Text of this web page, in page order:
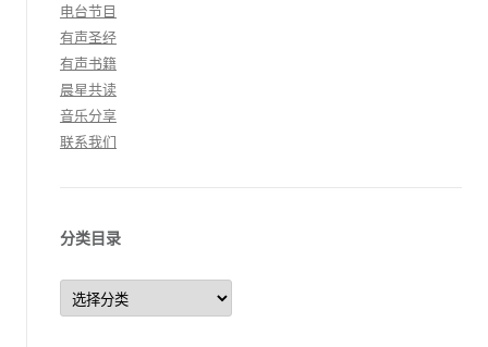
电台节目
有声圣经
有声书籍
晨星共读
音乐分享
联系我们
分类目录
分
类
目